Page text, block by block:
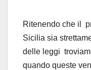
Ritenendo che il
Sicilia sia
delle leggi
quando queste